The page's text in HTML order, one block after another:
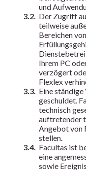
und
3.2. Der Zugriff
teilweise
Bereichen
Ihrem PC
verzögert
Flexlex
3.3. Eine
geschuldet.
technisch
auftretender
Angebot von
stellen.
3.4. Facultas ist
eine
sowie